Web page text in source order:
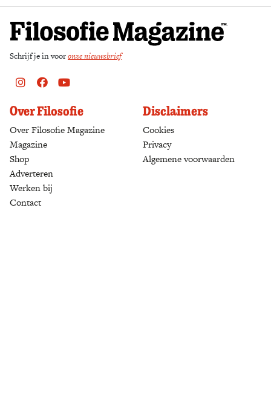
Schrijf je in vooronze nieuwsbrief
Instagram
FacebookYoutube
Over Filosofie
Over Filosofie Magazine
Magazine
Shop
Adverteren
Werken bij
Contact
Disclaimers
Cookies
Privacy
Algemene voorwaarden